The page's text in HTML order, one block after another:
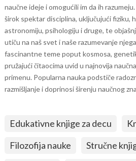
naučne ideje i omogućili im da ih
širok spektar disciplina, uključujući fiziku,
astronomiju, psihologiju i druge, te
utiču na naš svet i naše razumevanje
fascinantne teme poput kosmosa,
pružajući čitaocima uvid u najnovija
primenu. Popularna nauka podstiče
razmišljanje i doprinosi širenju naučnog
Edukativne knjige za decu
Filozofija nauke
Stručne